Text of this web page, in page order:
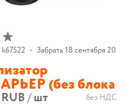
В корзину
k67522 • Забрать 18 сентября 2026 г.
(без блока
/шт без НДС